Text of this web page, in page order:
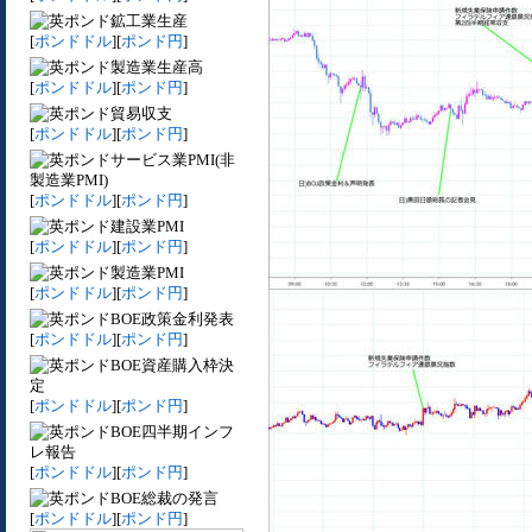
鉱工業生産
[ポンドドル][ポンド円]
製造業生産高
[ポンドドル][ポンド円]
貿易収支
[ポンドドル][ポンド円]
サービス業PMI(非
製造業PMI)
[ポンドドル][ポンド円]
建設業PMI
[ポンドドル][ポンド円]
製造業PMI
[ポンドドル][ポンド円]
BOE政策金利発表
[ポンドドル][ポンド円]
BOE資産購入枠決
定
[ポンドドル][ポンド円]
BOE四半期インフ
レ報告
[ポンドドル][ポンド円]
BOE総裁の発言
[ポンドドル][ポンド円]